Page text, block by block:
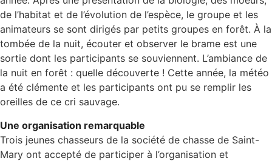
de l’habitat et de l’évolution de l’espèce, le groupe et les
animateurs se sont dirigés par petits groupes en forêt. À la
tombée de la nuit, écouter et observer le brame est une
sortie dont les participants se souviennent. L’ambiance de
la nuit en forêt : quelle découverte ! Cette année, la météo
a été clémente et les participants ont pu se remplir les
oreilles de ce cri sauvage.
Une organisation remarquable
Trois jeunes chasseurs de la société de chasse de Saint-
Mary ont accepté de participer à l’organisation et